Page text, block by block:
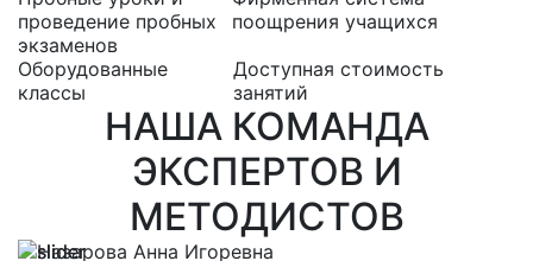
проведение пробных
экзаменов
поощрения учащихся
Оборудованные
классы
Доступная стоимость
занятий
НАША КОМАНДА
ЭКСПЕРТОВ И
МЕТОДИСТОВ